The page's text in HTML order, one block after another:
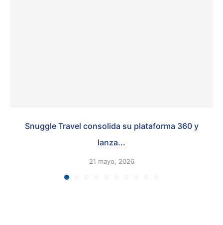
Snuggle Travel consolida su plataforma 360 y
lanza...
21 mayo, 2026